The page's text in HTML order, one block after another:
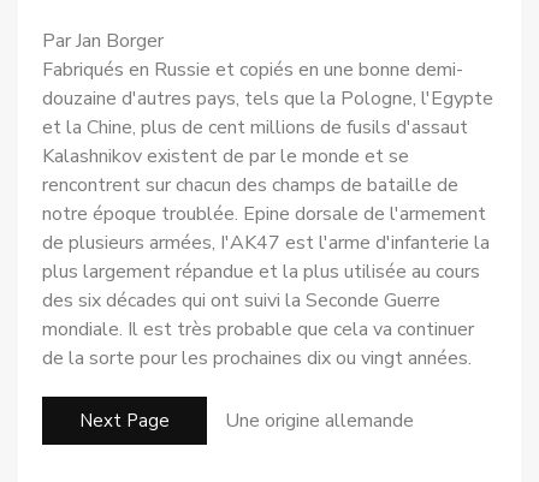
Par Jan Borger
Fabriqués en Russie et copiés en une bonne demi-
douzaine d'autres pays, tels que la Pologne, l'Egypte
et la Chine, plus de cent millions de fusils d'assaut
Kalashnikov existent de par le monde et se
rencontrent sur chacun des champs de bataille de
notre époque troublée. Epine dorsale de l'armement
de plusieurs armées, I'AK47 est l'arme d'infanterie la
plus largement répandue et la plus utilisée au cours
des six décades qui ont suivi la Seconde Guerre
mondiale. Il est très probable que cela va continuer
de la sorte pour les prochaines dix ou vingt années.
Next Page Une origine allemande